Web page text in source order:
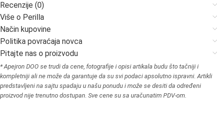
Recenzije (0)
Više o Perilla
Način kupovine
Politika povraćaja novca
Pitajte nas o proizvodu
* Apejron DOO se trudi da cene, fotografije i opisi artikala budu što tačniji i
kompletniji ali ne može da garantuje da su svi podaci apsolutno ispravni. Artikli
predstavljeni na sajtu spadaju u našu ponudu i može se desiti da određeni
proizvod nije trenutno dostupan. Sve cene su sa uračunatim PDV-om.